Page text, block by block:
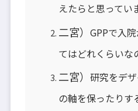
えたらと思ってい
二宮）GPPで入
てはどれくらいな
二宮）研究をデ
の軸を保ったりす